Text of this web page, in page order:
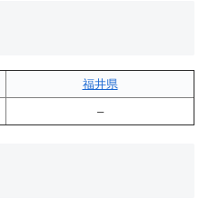
福井県
–